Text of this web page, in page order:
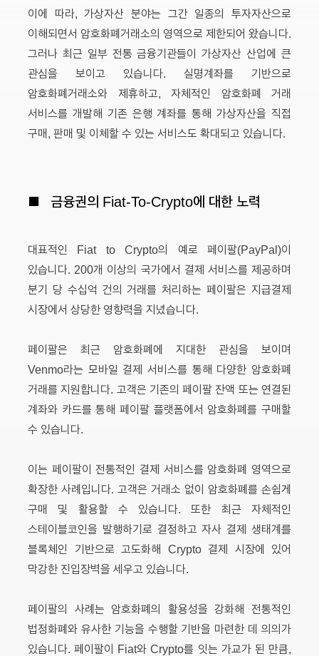
이에 따라, 가상자산 분야는 그간 일종의 투자자산으로
이해되면서 암호화폐거래소의 영역으로 제한되어 왔습니다.
그러나 최근 일부 전통 금융기관들이 가상자산 산업에 큰
관심을 보이고 있습니다. 실명계좌를 기반으로
암호화폐거래소와 제휴하고, 자체적인 암호화폐 거래
서비스를 개발해 기존 은행 계좌를 통해 가상자산을 직접
구매, 판매 및 이체할 수 있는 서비스도 확대되고 있습니다.
■ 금융권의 Fiat-To-Crypto에 대한 노력
대표적인 Fiat to Crypto의 예로 페이팔(PayPal)이
있습니다. 200개 이상의 국가에서 결제 서비스를 제공하며
분기 당 수십억 건의 거래를 처리하는 페이팔은 지급결제
시장에서 상당한 영향력을 지녔습니다.
페이팔은 최근 암호화폐에 지대한 관심을 보이며
Venmo라는 모바일 결제 서비스를 통해 다양한 암호화폐
거래를 지원합니다. 고객은 기존의 페이팔 잔액 또는 연결된
계좌와 카드를 통해 페이팔 플랫폼에서 암호화폐를 구매할
수 있습니다.
이는 페이팔이 전통적인 결제 서비스를 암호화폐 영역으로
확장한 사례입니다. 고객은 거래소 없이 암호화폐를 손쉽게
구매 및 활용할 수 있습니다. 또한 최근 자체적인
스테이블코인을 발행하기로 결정하고 자사 결제 생태계를
블록체인 기반으로 고도화해 Crypto 결제 시장에 있어
막강한 진입장벽을 세우고 있습니다.
페이팔의 사례는 암호화폐의 활용성을 강화해 전통적인
법정화폐와 유사한 기능을 수행할 기반을 마련한 데 의의가
있습니다. 페이팔이 Fiat와 Crypto를 잇는 가교가 된 만큼,